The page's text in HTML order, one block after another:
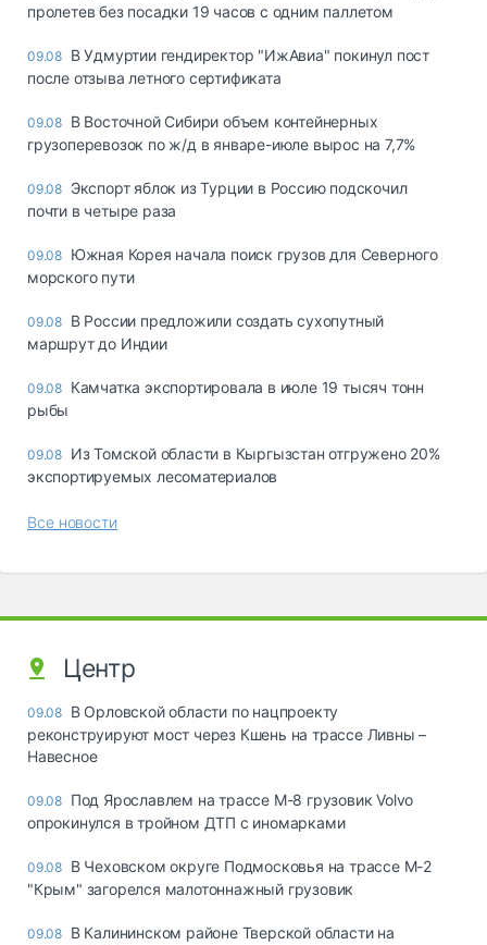
пролетев без посадки 19 часов с одним паллетом
09.08 В Удмуртии гендиректор "ИжАвиа" покинул пост
после отзыва летного сертификата
09.08 В Восточной Сибири объем контейнерных
грузоперевозок по ж/д в январе-июле вырос на 7,7%
09.08 Экспорт яблок из Турции в Россию подскочил
почти в четыре раза
09.08 Южная Корея начала поиск грузов для Северного
морского пути
09.08 В России предложили создать сухопутный
маршрут до Индии
09.08 Камчатка экспортировала в июле 19 тысяч тонн
рыбы
09.08 Из Томской области в Кыргызстан отгружено 20%
экспортируемых лесоматериалов
Все новости
Центр
09.08 В Орловской области по нацпроекту
реконструируют мост через Кшень на трассе Ливны –
Навесное
09.08 Под Ярославлем на трассе М-8 грузовик Volvo
опрокинулся в тройном ДТП с иномарками
09.08 В Чеховском округе Подмосковья на трассе М-2
"Крым" загорелся малотоннажный грузовик
09.08 В Калининском районе Тверской области на